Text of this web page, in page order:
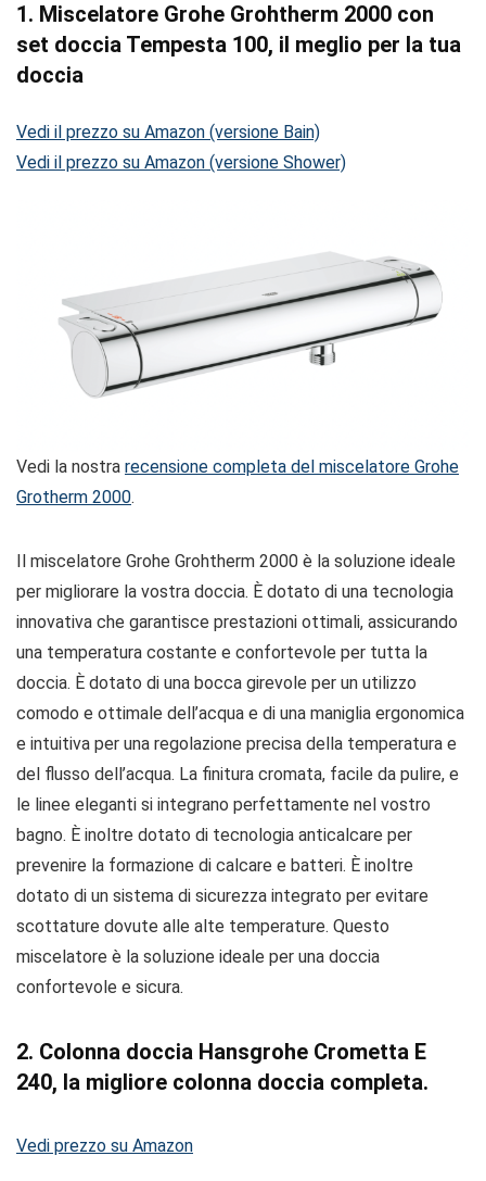
1. Miscelatore Grohe Grohtherm 2000 con
set doccia Tempesta 100, il meglio per la tua
doccia
Vedi il prezzo su Amazon (versione Bain)
Vedi il prezzo su Amazon (versione Shower)
Vedi la nostra recensione completa del miscelatore Grohe
Grotherm 2000.
Il miscelatore Grohe Grohtherm 2000 è la soluzione ideale
per migliorare la vostra doccia. È dotato di una tecnologia
innovativa che garantisce prestazioni ottimali, assicurando
una temperatura costante e confortevole per tutta la
doccia. È dotato di una bocca girevole per un utilizzo
comodo e ottimale dell’acqua e di una maniglia ergonomica
e intuitiva per una regolazione precisa della temperatura e
del flusso dell’acqua. La finitura cromata, facile da pulire, e
le linee eleganti si integrano perfettamente nel vostro
bagno. È inoltre dotato di tecnologia anticalcare per
prevenire la formazione di calcare e batteri. È inoltre
dotato di un sistema di sicurezza integrato per evitare
scottature dovute alle alte temperature. Questo
miscelatore è la soluzione ideale per una doccia
confortevole e sicura.
2. Colonna doccia Hansgrohe Crometta E
240, la migliore colonna doccia completa.
Vedi prezzo su Amazon